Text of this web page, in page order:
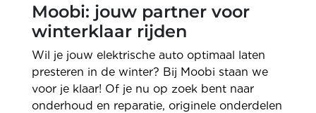
Moobi: jouw partner voor
winterklaar rijden
Wil je jouw elektrische auto optimaal laten
presteren in de winter? Bij Moobi staan we
voor je klaar! Of je nu op zoek bent naar
onderhoud en reparatie, originele onderdelen